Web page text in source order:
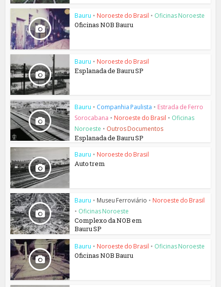
Bauru • Noroeste do Brasil • Oficinas Noroeste
Oficinas NOB Bauru
Bauru • Noroeste do Brasil
Esplanada de Bauru SP
Bauru • Companhia Paulista • Estrada de Ferro
Sorocabana • Noroeste do Brasil • Oficinas
Noroeste • Outros Documentos
Esplanada de Bauru SP
Bauru • Noroeste do Brasil
Auto trem
Bauru • Museu Ferroviário • Noroeste do Brasil
• Oficinas Noroeste
Complexo da NOB em
Bauru SP
Bauru • Noroeste do Brasil • Oficinas Noroeste
Oficinas NOB Bauru